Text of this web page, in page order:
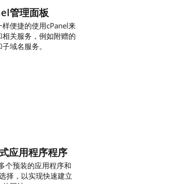
管理面板
便捷的使用cPanel来
关服务，例如附赠的
域名服务。
应用程序程序
个预装的应用程序和
择，以实现快速建立